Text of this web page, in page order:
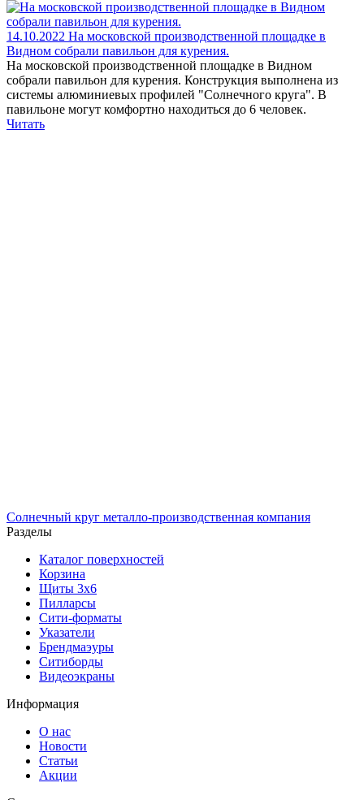
14.10.2022 На московской производственной площадке в
Видном собрали павильон для курения.
На московской производственной площадке в Видном
собрали павильон для курения. Конструкция выполнена из
системы алюминиевых профилей "Солнечного круга". В
павильоне могут комфортно находиться до 6 человек.
Читать
Солнечный круг металло-производственная компания
Разделы
Каталог поверхностей
Корзина
Щиты 3х6
Пилларсы
Сити-форматы
Указатели
Брендмаэуры
Ситиборды
Видеоэкраны
Информация
О нас
Новости
Статьи
Акции